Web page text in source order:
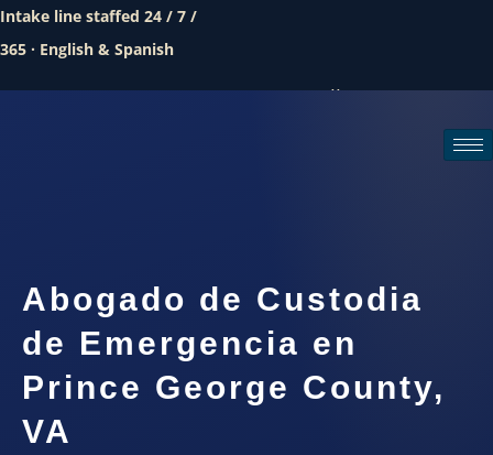
Intake line staffed 24 / 7 /
365 · English & Spanish
Call (888) 437-7747
Abogado de Custodia
de Emergencia en
Prince George County,
VA